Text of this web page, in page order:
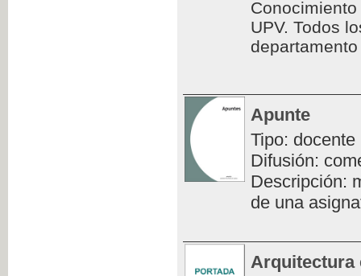
UPV. Todos
Apunte
Tipo: docente
Difusión:
Descripción:
de una
Arquitectura